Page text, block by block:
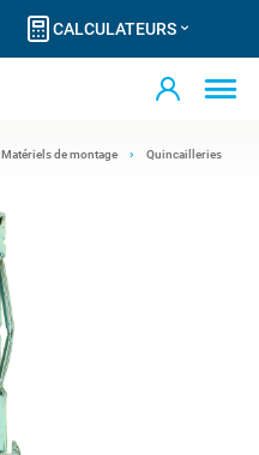
CALCULATEURS
Matériels de montage Quincailleries